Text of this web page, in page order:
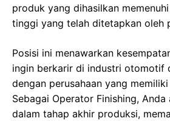
produk yang dihasilkan
tinggi yang telah ditetapkan oleh
Posisi ini menawarkan
ingin berkarir di industri otomotif
dengan perusahaan yang
Sebagai Operator Finishing, Anda
dalam tahap akhir produksi,